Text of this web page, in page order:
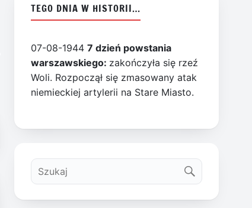
TEGO DNIA W HISTORII…
07-08-19447 dzień powstania
warszawskiego: zakończyła się rzeź
Woli. Rozpoczął się zmasowany atak
niemieckiej artylerii na Stare Miasto.